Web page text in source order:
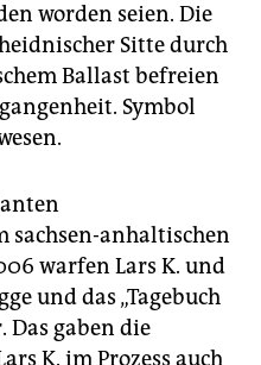
worden seien. Die
Sitte durch
Ballast befreien
Symbol
sachsen-anhaltischen
warfen Lars K. und
und das „Tagebuch
Das gaben die
K. im Prozess auch